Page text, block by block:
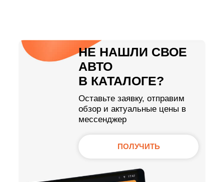
НЕ НАШЛИ СВОЕ
АВТО
В КАТАЛОГЕ?
Оставьте заявку, отправим
обзор и актуальные цены в
мессенджер
ПОЛУЧИТЬ